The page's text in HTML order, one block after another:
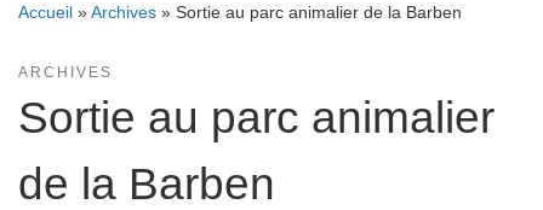
Accueil »Archives » Sortie au parc animalier de la Barben
ARCHIVES
Sortie au parc animalier
de la Barben